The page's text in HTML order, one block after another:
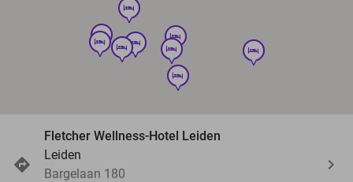
hotel
hotel
hotel hotel
hotel
hotel
hotel
hotel
hotel
Fletcher Wellness-Hotel Leiden
Leiden
Bargelaan 180